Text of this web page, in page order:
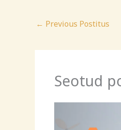
← Previous Postitus
Seotud